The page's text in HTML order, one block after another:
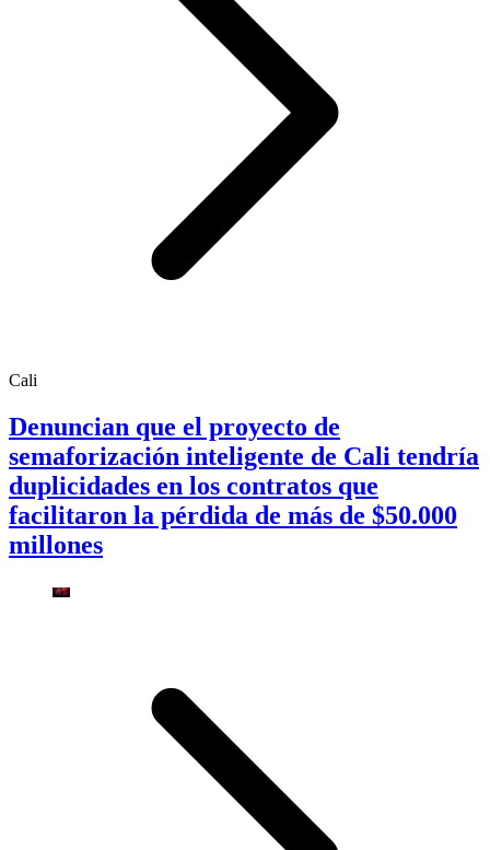
Cali
Denuncian que el proyecto de
semaforización inteligente de Cali tendría
duplicidades en los contratos que
facilitaron la pérdida de más de $50.000
millones